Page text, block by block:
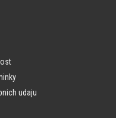
udaju